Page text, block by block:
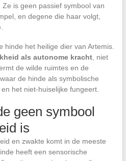
is geen passief symbool van
en degene die haar volgt,
hinde het heilige dier van Artemis.
als autonome kracht, niet
de wilde ruimtes en de
de hinde als symbolische
het niet-huiselijke fungeert.
geen symbool
is
en zwakte komt in de meeste
heeft een sensorische